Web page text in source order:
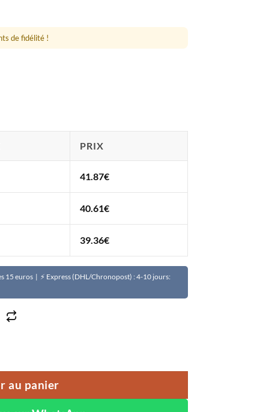
de fidélité !
PRIX
41.87€
40.61€
39.36€
15 euros | ⚡ Express (DHL/Chronopost) : 4-10 jours:
de l'eau du robinet domestique en acier inoxydable 304
au panier